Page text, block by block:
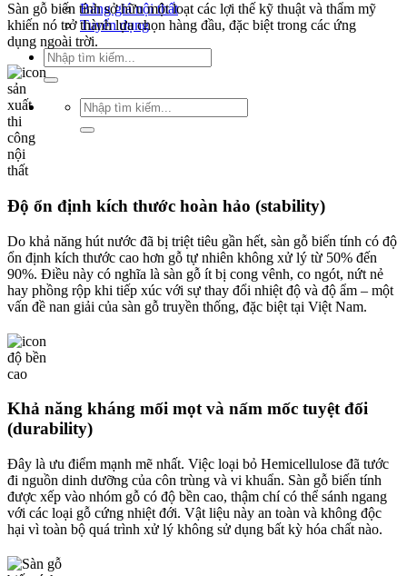
Bảng giá nội thất
Tuyển dụng
Tìm
kiếm:
Tìm
kiếm:
Sàn gỗ biến tính sở hữu một loạt các lợi thế kỹ thuật và thẩm mỹ
khiến nó trở thành lựa chọn hàng đầu, đặc biệt trong các ứng
dụng ngoài trời.
Độ ổn định kích thước hoàn hảo (stability)
Do khả năng hút nước đã bị triệt tiêu gần hết, sàn gỗ biến tính có độ
ổn định kích thước cao hơn gỗ tự nhiên không xử lý từ 50% đến
90%. Điều này có nghĩa là sàn gỗ ít bị cong vênh, co ngót, nứt nẻ
hay phồng rộp khi tiếp xúc với sự thay đổi nhiệt độ và độ ẩm – một
vấn đề nan giải của sàn gỗ truyền thống, đặc biệt tại Việt Nam.
Khả năng kháng mối mọt và nấm mốc tuyệt đối
(durability)
Đây là ưu điểm mạnh mẽ nhất. Việc loại bỏ Hemicellulose đã tước
đi nguồn dinh dưỡng của côn trùng và vi khuẩn. Sàn gỗ biến tính
được xếp vào nhóm gỗ có độ bền cao, thậm chí có thể sánh ngang
với các loại gỗ cứng nhiệt đới. Vật liệu này an toàn và không độc
hại vì toàn bộ quá trình xử lý không sử dụng bất kỳ hóa chất nào.